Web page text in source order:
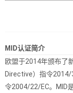
MID认证简介
欧盟于2014年颁布了
Directive）指令
令2004/22/EC。MID